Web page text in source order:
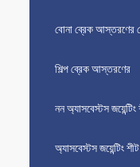
বোনা ব্রেক আস্তরণের
শিল্প ব্রেক আস্তরণের
নন অ্যাসবেস্টস জয়েন্টিং
অ্যাসবেস্টস জয়েন্টিং শীট